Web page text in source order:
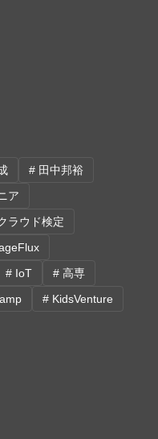
# 田中邦裕
ア
ラウド検定
# IoT
# 高専
# KidsVenture